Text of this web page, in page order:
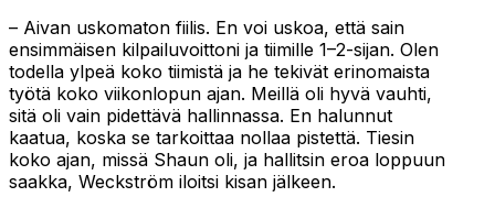
– Aivan uskomaton fiilis. En voi uskoa, että sain
ensimmäisen kilpailuvoittoni ja tiimille 1–2-sijan. Olen
todella ylpeä koko tiimistä ja he tekivät erinomaista
työtä koko viikonlopun ajan. Meillä oli hyvä vauhti,
sitä oli vain pidettävä hallinnassa. En halunnut
kaatua, koska se tarkoittaa nollaa pistettä. Tiesin
koko ajan, missä Shaun oli, ja hallitsin eroa loppuun
saakka, Weckström iloitsi kisan jälkeen.